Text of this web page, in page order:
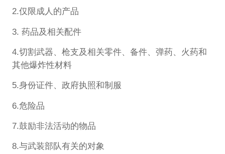
2.仅限成人的产品
3. 药品及相关配件
4.切割武器、枪支及相关零件、备件、弹药、火药和
其他爆炸性材料
5.身份证件、政府执照和制服
6.危险品
7.鼓励非法活动的物品
8.与武装部队有关的对象